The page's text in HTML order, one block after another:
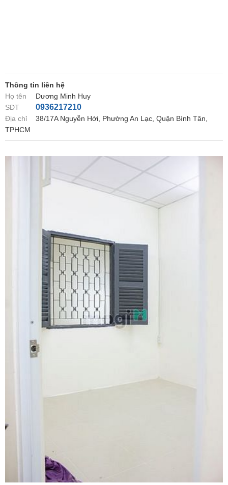
Thông tin liên hệ
Họ tên
Dương Minh Huy
SĐT
0936217210
Địa chỉ
38/17A Nguyễn Hới, Phường An Lạc, Quận Bình Tân,
TPHCM